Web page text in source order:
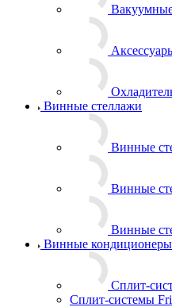
Винные стеллажи
Винные
Винные
Винные
Винные кондиционеры
Сплит-
Сплит-системы